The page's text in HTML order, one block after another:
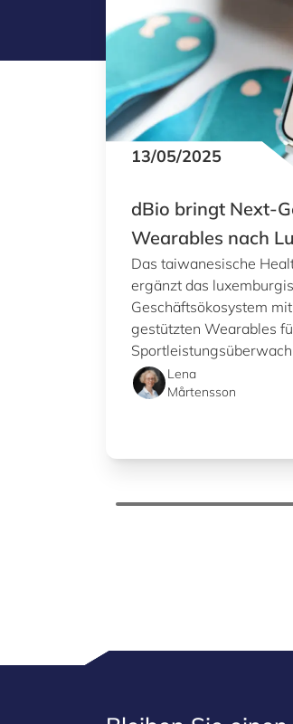
13/05/2025
dBio bringt Next-
Wearables nach
Das taiwanesische
ergänzt das
Geschäftsökosystem
gestützten Wearables
Lena
Mårtensson